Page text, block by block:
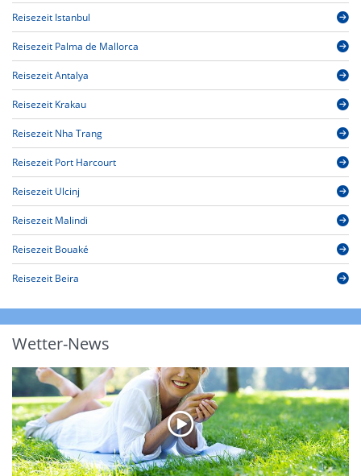
Reisezeit Istanbul
Reisezeit Palma de Mallorca
Reisezeit Antalya
Reisezeit Krakau
Reisezeit Nha Trang
Reisezeit Port Harcourt
Reisezeit Ulcinj
Reisezeit Malindi
Reisezeit Bouaké
Reisezeit Beira
Wetter-News